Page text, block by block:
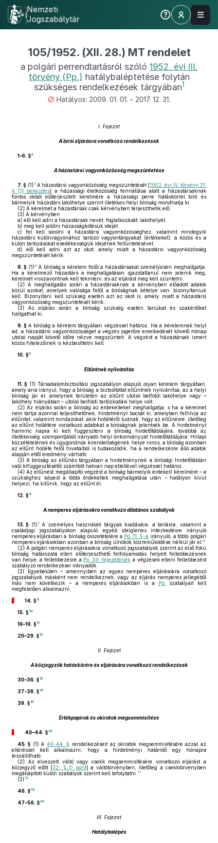
Nemzeti
Jogszabálytár
105/1952. (XII. 28.) MT rendelet
a polgári perrendtartásról szóló 1952. évi III.
törvény (Pp.) hatálybaléptetése folytán
szükséges rendelkezések tárgyában1
Hatályos: 2009. 01. 01. – 2017. 12. 31.
I. Fejezet
A bírói eljárásra vonatkozó rendelkezések
1–6. §2
A házastársi vagyonközösség megszüntetése
7. § (1)3 A házastársi vagyonközösség megszüntetését [1952. évi IV. törvény 31.
§ (1) bekezdés] a házassági életközösség fennállása alatt a házastársaknak
fontos okból előterjesztett kérelmére a házassági perre hatáskörrel bíró és
bármelyik házastárs lakóhelye szerint illetékes helyi bíróság mondhatja ki.
(2) A kérelmet a házastársak csak kérvényben terjeszthetik elő.
(3) A kérvényben
a) elő kell adni a házastársak nevét, foglalkozását, lakóhelyét,
b) meg kell jelölni házasságkötésük idejét,
c)
fel kell sorolni a házastársi vagyonközösséghez, valamint mindegyik
házastárs különvagyonához tartozó vagyontárgyakat (értékeket), a közös és a
külön tartozásokat esedékességük idejének feltüntetésével,
d)
elő kell adni azt az okot, amely miatt a házastársi vagyonközösség
megszüntetését kérik.
8. § (1)4A bíróság a kérelem felől a házastársakat személyesen meghallgatja.
Ha a kérelmező házastárs a meghallgatáson igazolatlanul nem jelenik meg,
kérelmét visszavontnak kell tekinteni, és az eljárást meg kell szüntetni.
(2) A meghallgatás során a házastársaknak a kérvényben előadott adatok
közül azokat, amelyek valósága felől a bíróságnak kételye van, bizonyítaniuk
kell. Bizonyítani kell szükség esetén azt az okot is, amely miatt a házastársi
vagyonközösség megszüntetését kérik.
(3) Az eljárás során a bíróság szükség esetén tanúkat és szakértőket
hallgathat ki.
9. § A bíróság a kérelem tárgyában végzéssel határoz. Ha a kérelemnek helyt
ad, a házastársi vagyonközösséget a végzés jogerőre emelkedését követő hónap
utolsó napját követő időre nézve megszünteti. A végzést a házastársak ismert
közös hitelezőinek is kézbesíttetni kell.
10. §5
Eltűntnek nyilvánítás
11. § (1) Társadalombiztosítási jogszabályon alapuló olyan kérelem tárgyában,
amely arra irányul, hogy a bíróság a biztosítottat eltűntnek nyilvánítsa, az a helyi
bíróság jár el, amelynek területén az eltűnt utolsó belföldi lakóhelye vagy –
lakóhely hiányában – utolsó belföldi tartózkodási helye volt.
(2) Az eljárás során a bíróság az érdekelteket meghallgatja, s ha a kérelmet
nem tartja azonnal teljesíthetőnek, hirdetményt bocsát ki, amelyben felhívja az
eltűntet, valamint mindazokat, akik hollétéről tudnak, hogy az eltűnésre, illetőleg
az eltűnt hollétére vonatkozó adatokat a bíróságnak jelentsék be. A hirdetményt
harminc napra ki kell függeszteni a bíróság hirdetőtáblájára, továbbá az
illetékesség szempontjából irányadó helyi önkormányzat hirdetőtáblájára. Hírlapi
közzétételének és ügygondnok kirendeltségének helye nincs, a bíróság azonban
az eltűnt holléte felől hivatalból is tudakozódik, ha a rendelkezésre álló adatok
alapján ettől eredmény várható.
(3) A bíróság az eltűnés tárgyában a hirdetménynek a bírósági hirdetőtáblán
való kifüggesztésétől számított hatvan nap elteltével végzéssel határoz.
(4) Az eltűnést megállapító végzést a bíróság bármelyik érdekelt kérelmére – a
szükséghez képest a többi érdekeltek meghallgatása után – hatályon kívül
helyezi, ha kitűnik, hogy az eltűnt él.
12. §6
A nemperes eljárásokra vonatkozó általános szabályok
13. § (1)7A személyes használati tárgyak kiadására, a tartásra, valamint a
családjogi jogszabályokon alapuló egyéb ideiglenes intézkedésre irányuló
nemperes eljárásban a bíróság összetételére a Pp. 11. §-a irányuló, a többi polgári
nemperes ejárásokban azonban a bíróság ülnökök közreműködése nélkül jár el. 8
(2) A polgári nemperes eljárásokra vonatkozó jogszabályok szerint az első fokú
bíróság határozata ellen előterjeszthető felfolyamodás helyett fellebbezésnek
van helye; a fellebbezésre a Pp. XII. fejezetének a végzések elleni fellebbezést
szabályzó rendelkezései irányadók.
(3) Egyebekben – amennyiben az egyes nemperes eljárásokra vonatkozó
jogszabályok másként nem rendelkeznek, vagy az eljárás nemperes jellegéből
más nem következik – a nemperes eljárásokban is a
Pp.
szabályait kell
megfelelően alkalmazni.
14. §9
15. §10
16–19. §11
20–29. §12
II. Fejezet
A közjegyzők hatáskörére és eljárására vonatkozó rendelkezések
30–36. §13
37-38. §14
39. §15
Értékpapírok és okiratok megsemmisítése
40–44. §16
45. § (1) A 40-44. § rendelkezéseit az okiratok megsemmisítésére azzal az
eltéréssel kell alkalmazni, hogy a hirdetményi határidő egy hónapra
leszállítható.
(2) Az elveszett váltó vagy csekk megsemmisítésére vonatkozó eljárást a
közjegyző előtt [32. § f) pont] a váltótörvényben, illetőleg a csekktörvényben
megállapított külön szabályok szerint kell lefolytatni. 17
(3) 18
46. §19
47–56. §20
III. Fejezet
Hatálybalépés